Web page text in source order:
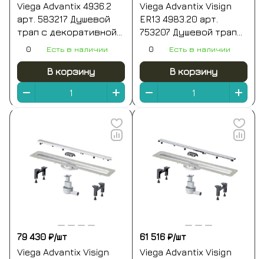
Viega Advantix 4936.2
арт. 583217 Душевой
трап с декоративной
панелью 100*100 мм
0 Есть в наличии
В корзину
Viega Advantix Visign
ER13 4983.20 арт.
753207 Душевой трап
750 мм | комплект с
(нержавеющая сталь)
0 Есть в наличии
В корзину
79 430 ₽/шт
Viega Advantix Visign
61 516 ₽/шт
Viega Advantix Visign